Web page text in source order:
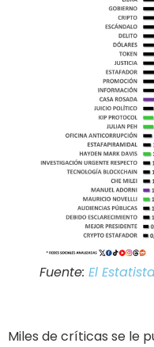
Fuente: El
Miles de críticas se le